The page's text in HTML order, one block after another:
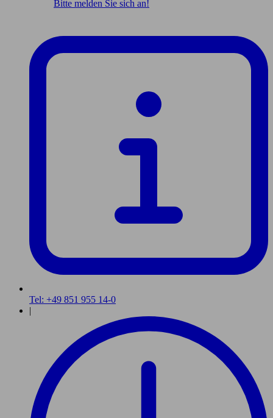
Bitte melden Sie sich an!
Tel: +49 851 955 14-0
|